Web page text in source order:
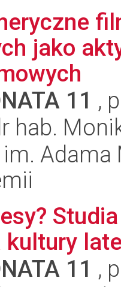
jako
11 ,
hab.
kultury
11 ,